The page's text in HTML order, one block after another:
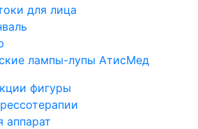
для лица
лампы-лупы АтисМед
фигуры
аппарат